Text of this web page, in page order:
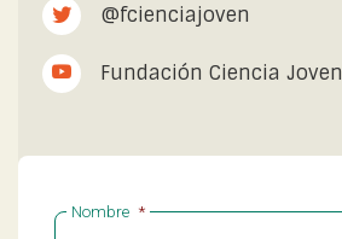
@fcienciajoven
Fundación Ciencia Joven
Nombre *